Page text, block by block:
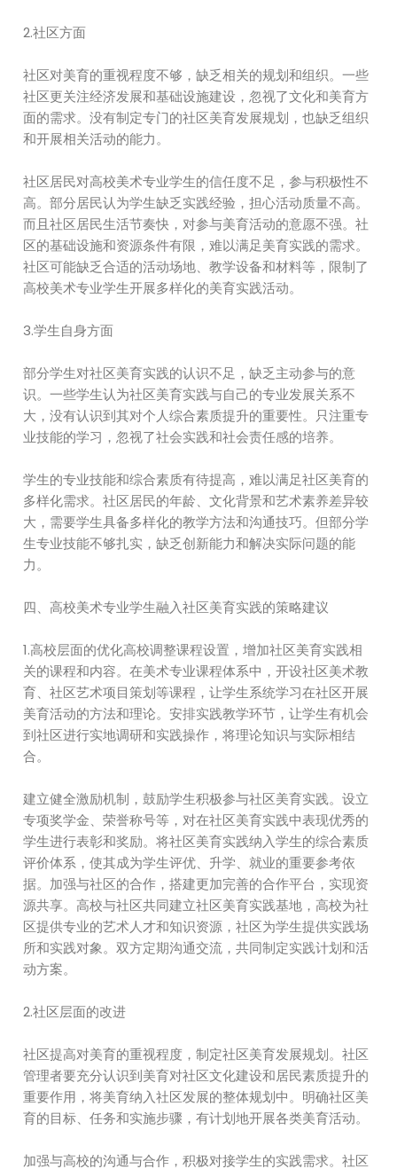
2.社区方面
社区对美育的重视程度不够，缺乏相关的规划和组织。一些
社区更关注经济发展和基础设施建设，忽视了文化和美育方
面的需求。没有制定专门的社区美育发展规划，也缺乏组织
和开展相关活动的能力。
社区居民对高校美术专业学生的信任度不足，参与积极性不
高。部分居民认为学生缺乏实践经验，担心活动质量不高。
而且社区居民生活节奏快，对参与美育活动的意愿不强。社
区的基础设施和资源条件有限，难以满足美育实践的需求。
社区可能缺乏合适的活动场地、教学设备和材料等，限制了
高校美术专业学生开展多样化的美育实践活动。
3.学生自身方面
部分学生对社区美育实践的认识不足，缺乏主动参与的意
识。一些学生认为社区美育实践与自己的专业发展关系不
大，没有认识到其对个人综合素质提升的重要性。只注重专
业技能的学习，忽视了社会实践和社会责任感的培养。
学生的专业技能和综合素质有待提高，难以满足社区美育的
多样化需求。社区居民的年龄、文化背景和艺术素养差异较
大，需要学生具备多样化的教学方法和沟通技巧。但部分学
生专业技能不够扎实，缺乏创新能力和解决实际问题的能
力。
四、高校美术专业学生融入社区美育实践的策略建议
1.高校层面的优化高校调整课程设置，增加社区美育实践相
关的课程和内容。在美术专业课程体系中，开设社区美术教
育、社区艺术项目策划等课程，让学生系统学习在社区开展
美育活动的方法和理论。安排实践教学环节，让学生有机会
到社区进行实地调研和实践操作，将理论知识与实际相结
合。
建立健全激励机制，鼓励学生积极参与社区美育实践。设立
专项奖学金、荣誉称号等，对在社区美育实践中表现优秀的
学生进行表彰和奖励。将社区美育实践纳入学生的综合素质
评价体系，使其成为学生评优、升学、就业的重要参考依
据。加强与社区的合作，搭建更加完善的合作平台，实现资
源共享。高校与社区共同建立社区美育实践基地，高校为社
区提供专业的艺术人才和知识资源，社区为学生提供实践场
所和实践对象。双方定期沟通交流，共同制定实践计划和活
动方案。
2.社区层面的改进
社区提高对美育的重视程度，制定社区美育发展规划。社区
管理者要充分认识到美育对社区文化建设和居民素质提升的
重要作用，将美育纳入社区发展的整体规划中。明确社区美
育的目标、任务和实施步骤，有计划地开展各类美育活动。
加强与高校的沟通与合作，积极对接学生的实践需求。社区